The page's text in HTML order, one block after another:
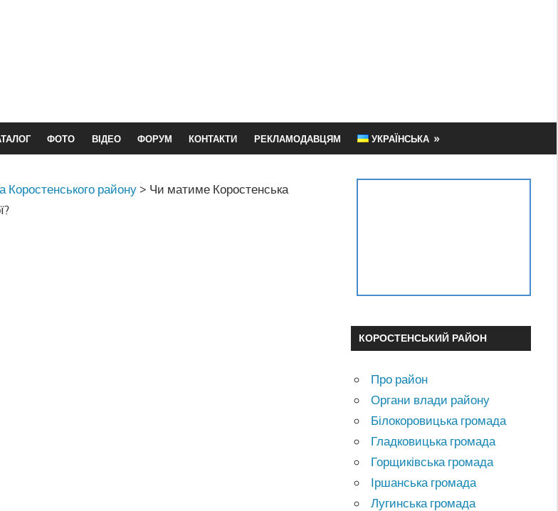
ФОТО ВІДЕО ФОРУМ КОНТАКТИ РЕКЛАМОДАВЦЯМ УКРАЇНСЬКА
Коростенського району > Чи матиме Коростенська
КОРОСТЕНСЬКИЙ РАЙОН
Про район
Органи влади району
Білокоровицька громада
Гладковицька громада
Горщиківська громада
Іршанська громада
Лугинська громада